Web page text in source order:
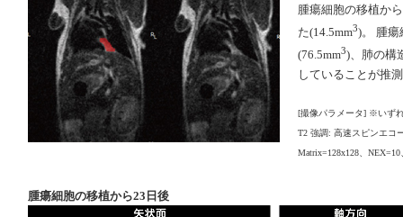
腫瘍細胞の移植か
た(14.5mm3)。 腫瘍
(76.5mm3)、肺の構
していることが推
[撮像パラメータ] ※いず
T2 強調: 高速スピンエコ
Matrix=128x128、
腫瘍細胞の移植から23日後